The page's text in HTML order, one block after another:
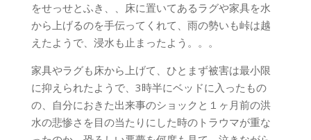
をせっせとふき、、床に置いてあるラグや家具を水
から上げるのを手伝ってくれて、雨の勢いも峠は越
えたようで、浸水も止まったよう。。。
家具やラグも床から上げて、ひとまず被害は最小限
に抑えられたようで、3時半にベッドに入ったもの
の、自分におきた出来事のショックと１ヶ月前の洪
水の悲惨さを目の当たりにした時のトラウマが重な